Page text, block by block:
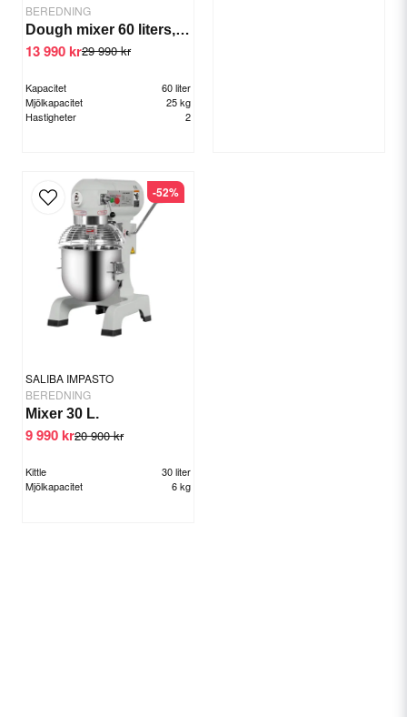
BEREDNING
Dough mixer 60 liters, 2 speeds/timer.
Kapacitet
60 liter
Mjölkapacitet
25 kg
Hastigheter
2
29 990 kr
13 990 kr
SALIBA IMPASTO
BEREDNING
Mixer 30 L.
Kittle
30 liter
Mjölkapacitet
6 kg
20 900 kr
9 990 kr
-52%